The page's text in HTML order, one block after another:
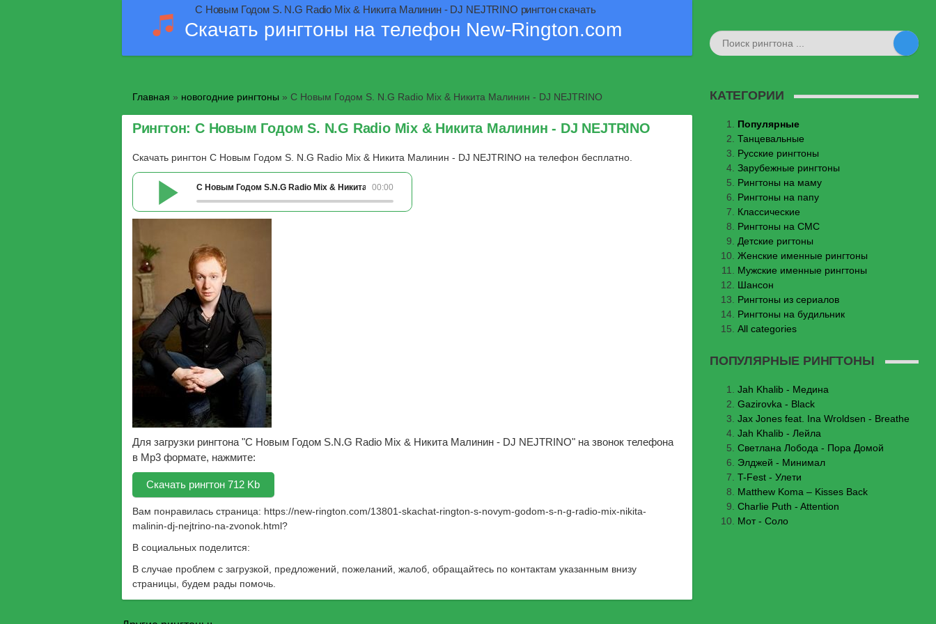
С Новым Годом S. N.G Radio Mix & Никита Малинин - DJ NEJTRINO рингтон скачать
Скачать рингтоны на телефон New-Rington.com
Главная » новогодние рингтоны » С Новым Годом S. N.G Radio Mix & Никита Малинин - DJ NEJTRINO
Рингтон: С Новым Годом S. N.G Radio Mix & Никита Малинин - DJ NEJTRINO
Скачать рингтон С Новым Годом S. N.G Radio Mix & Никита Малинин - DJ NEJTRINO на телефон бесплатно.
00:00
С Новым Годом S.N.G Radio Mix & Никита Малинин - DJ NEJTRINO
Для загрузки рингтона "С Новым Годом S.N.G Radio Mix & Никита Малинин - DJ NEJTRINO" на звонок телефона
в Mp3 формате, нажмите:
Скачать рингтон 712 Kb
Вам понравилась страница: https://new-rington.com/13801-skachat-rington-s-novym-godom-s-n-g-radio-mix-nikita-
malinin-dj-nejtrino-na-zvonok.html?
В социальных поделится:
В случае проблем с загрузкой, предложений, пожеланий, жалоб, обращайтесь по контактам указанным внизу
страницы, будем рады помочь.
КАТЕГОРИИ
Популярные
Танцевальные
Русские рингтоны
Зарубежные рингтоны
Рингтоны на маму
Рингтоны на папу
Классические
Рингтоны на СМС
Детские ригтоны
Женские именные рингтоны
Мужские именные рингтоны
Шансон
Рингтоны из сериалов
Рингтоны на будильник
All categories
ПОПУЛЯРНЫЕ РИНГТОНЫ
Jаh Khаlib - Медина
Gazirovka - Black
Jax Jones feat. Ina Wroldsen - Breathe
Jah Khalib - Лейла
Светлана Лобода - Пора Домой
Элджей - Минимал
T-Fest - Улети
Matthew Koma – Kisses Back
Charlie Puth - Attention
Мот - Соло